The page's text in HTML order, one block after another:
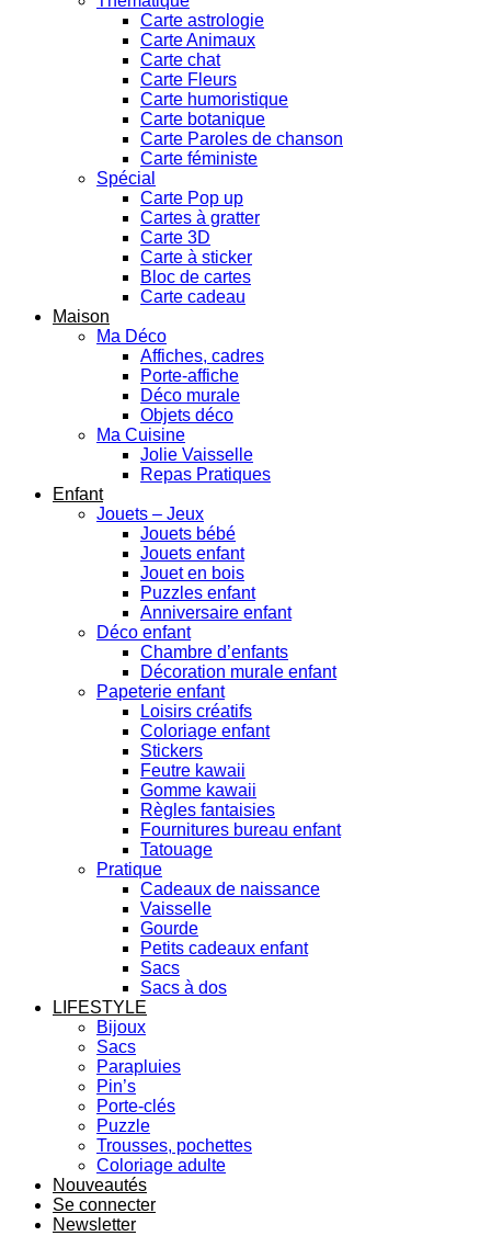
Carte astrologie
Carte Animaux
Carte chat
Carte Fleurs
Carte humoristique
Carte botanique
Carte Paroles de chanson
Carte féministe
Spécial
Carte Pop up
Cartes à gratter
Carte 3D
Carte à sticker
Bloc de cartes
Carte cadeau
Maison
Ma Déco
Affiches, cadres
Porte-affiche
Déco murale
Objets déco
Ma Cuisine
Jolie Vaisselle
Repas Pratiques
Enfant
Jouets – Jeux
Jouets bébé
Jouets enfant
Jouet en bois
Puzzles enfant
Anniversaire enfant
Déco enfant
Chambre d’enfants
Décoration murale enfant
Papeterie enfant
Loisirs créatifs
Coloriage enfant
Stickers
Feutre kawaii
Gomme kawaii
Règles fantaisies
Fournitures bureau enfant
Tatouage
Pratique
Cadeaux de naissance
Vaisselle
Gourde
Petits cadeaux enfant
Sacs
Sacs à dos
LIFESTYLE
Bijoux
Sacs
Parapluies
Pin’s
Porte-clés
Puzzle
Trousses, pochettes
Coloriage adulte
Nouveautés
Se connecter
Newsletter